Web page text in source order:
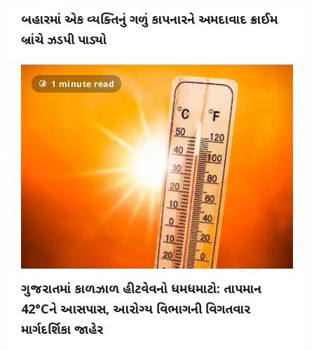
બિહારમાં એક વ્યક્તિનું ગળું કાપનારને અમદાવાદ ક્રાઈમ
બ્રાંચે ઝડપી પાડ્યો
1 minute read
ગુજરાતમાં કાળઝાળ હીટવેવનો ધમધમાટો: તાપમાન
42°Cને આસપાસ, આરોગ્ય વિભાગની વિગતવાર
માર્ગદર્શિકા જાહેર